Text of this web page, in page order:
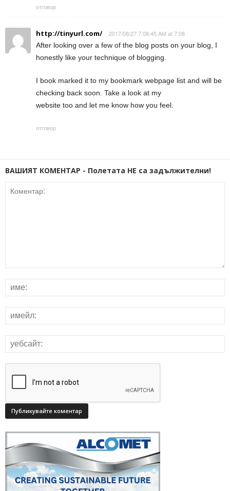
отговор
http://tinyurl.com/
2017/08/27 7:08:45 AM at 7:08
After looking over a few of the blog posts on your blog, I
honestly like your technique of blogging.
I book marked it to my bookmark webpage list and will be
checking back soon. Take a look at my
website too and let me know how you feel.
отговор
ВАШИЯТ КОМЕНТАР - Полетата НЕ са задължителни!